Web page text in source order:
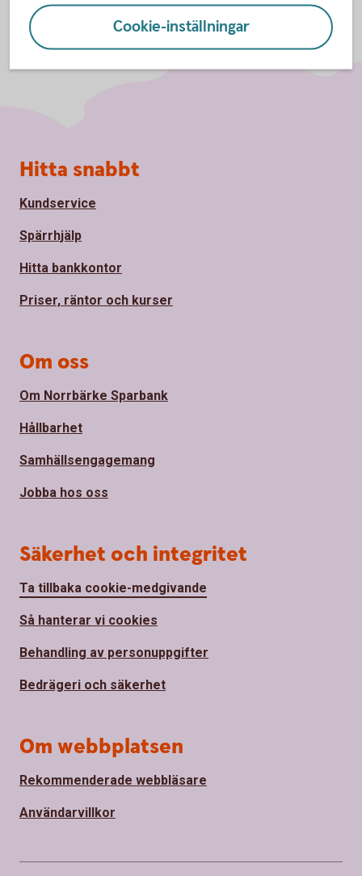
Cookie-inställningar
Sidfot
Hitta snabbt
Kundservice
Spärrhjälp
Hitta bankkontor
Priser, räntor och kurser
Om oss
Om Norrbärke Sparbank
Hållbarhet
Samhällsengagemang
Jobba hos oss
Säkerhet och integritet
Ta tillbaka cookie-medgivande
Så hanterar vi cookies
Behandling av personuppgifter
Bedrägeri och säkerhet
Om webbplatsen
Rekommenderade webbläsare
Användarvillkor